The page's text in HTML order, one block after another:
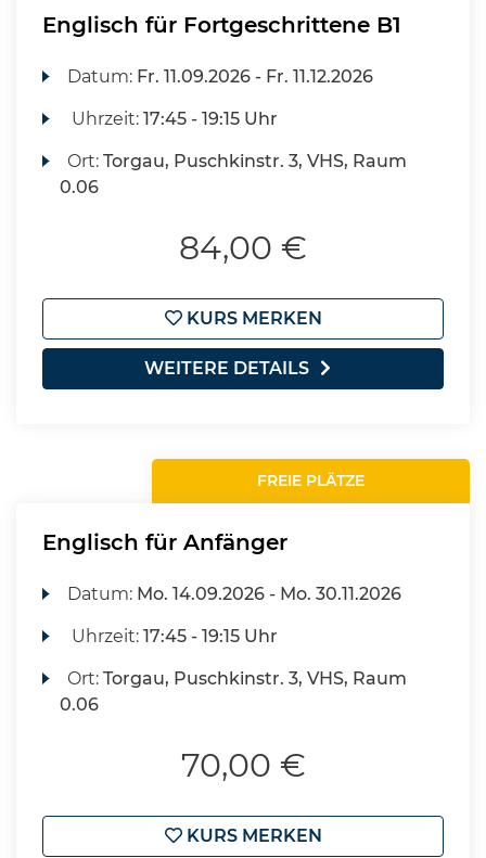
Englisch für Fortgeschrittene B1
Datum: Fr. 11.09.2026 - Fr. 11.12.2026
Uhrzeit:17:45 - 19:15 Uhr
Ort:Torgau, Puschkinstr. 3, VHS, Raum
0.06
84,00 €
KURS MERKEN
WEITERE DETAILS
FREIE PLÄTZE
Englisch für Anfänger
Datum: Mo. 14.09.2026 - Mo. 30.11.2026
Uhrzeit:17:45 - 19:15 Uhr
Ort:Torgau, Puschkinstr. 3, VHS, Raum
0.06
70,00 €
KURS MERKEN